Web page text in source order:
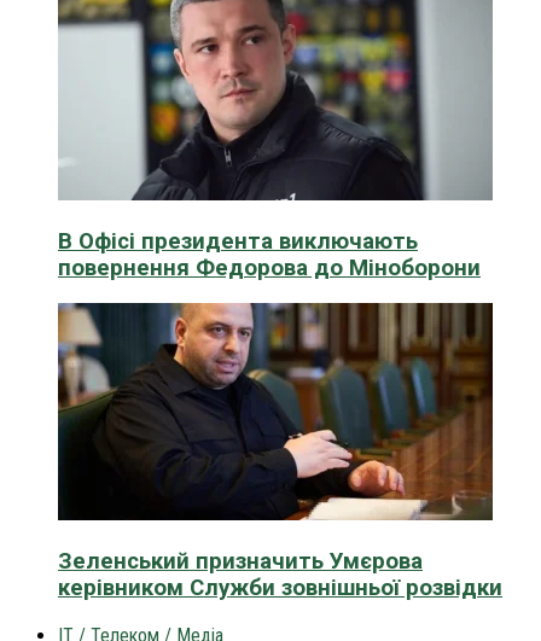
В Офісі президента виключають
повернення Федорова до Міноборони
Зеленський призначить Умєрова
керівником Служби зовнішньої розвідки
IT / Телеком / Медіа